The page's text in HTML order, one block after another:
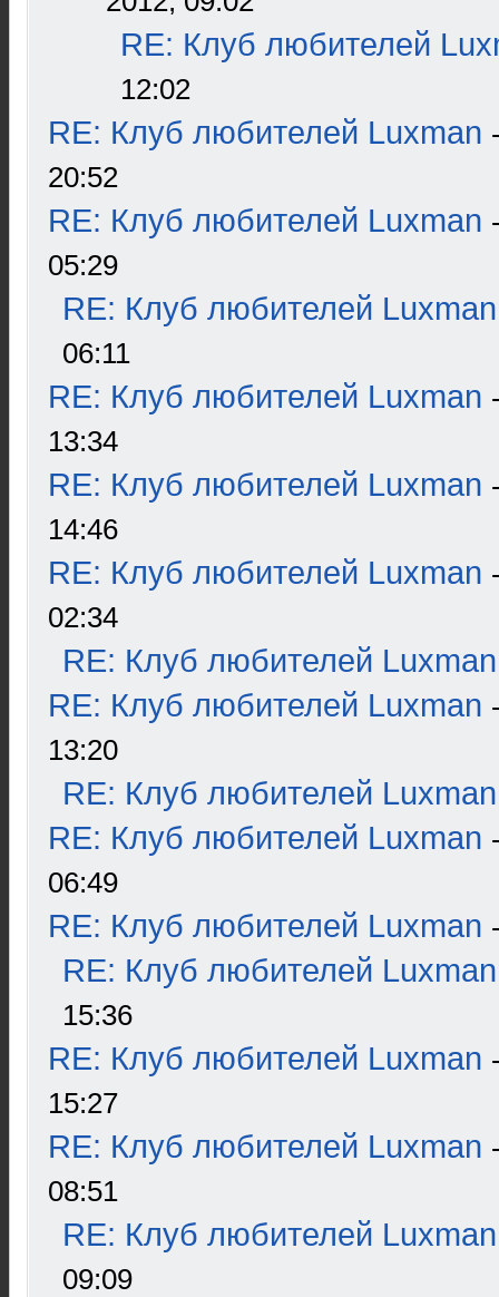
RE: Клуб любителей
12:02
RE: Клуб любителей Luxman
20:52
RE: Клуб любителей Luxman
05:29
RE: Клуб любителей Luxman
06:11
RE: Клуб любителей Luxman
13:34
RE: Клуб любителей Luxman
14:46
RE: Клуб любителей Luxman
02:34
RE: Клуб любителей Luxman
RE: Клуб любителей Luxman
13:20
RE: Клуб любителей Luxman
RE: Клуб любителей Luxman
06:49
RE: Клуб любителей Luxman
RE: Клуб любителей Luxman
15:36
RE: Клуб любителей Luxman
15:27
RE: Клуб любителей Luxman
08:51
RE: Клуб любителей Luxman
09:09